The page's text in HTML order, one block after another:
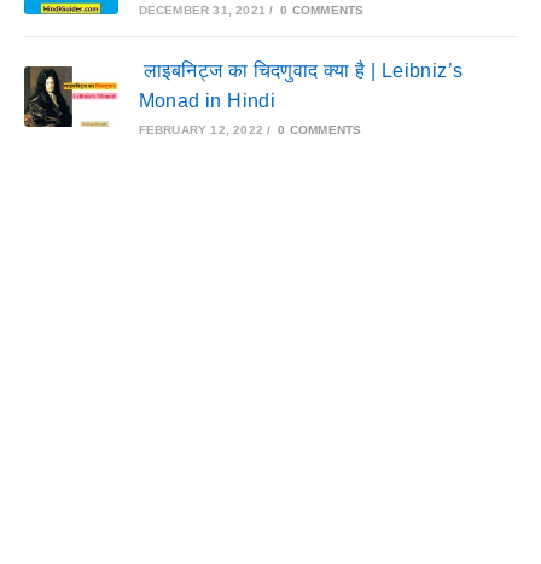
DECEMBER 31, 2021 / 0 COMMENTS
लाइबनिट्ज का चिदणुवाद क्या है | Leibniz’s
Monad in Hindi
FEBRUARY 12, 2022 / 0 COMMENTS